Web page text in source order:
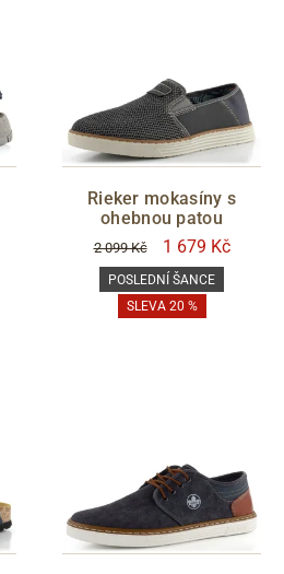
Rieker mokasíny s
ohebnou patou
2 099 Kč 1 679 Kč
POSLEDNÍ ŠANCE
SLEVA 20 %